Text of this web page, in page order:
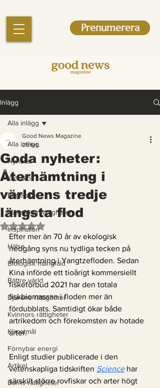
Prenumerera
Inlägg
Alla inlägg
Nyheter
Krönikor
Engelska
Mänskliga rättigheter
Inspiration
Hälsa
Biologisk mångfald
Bättre värld
Djurens rättigheter
Kvinnors rättigheter
Klimatmål
Förnybar energi
Artikel
Barns rättigheter
Alla inlägg
Goda nyheter:
Återhämtning i
världens tredje
längsta flod
Good News Magazine
25 feb.
Betygsatt till NaN av 5 stjärnor.
Efter mer än 70 år av ekologisk
nedgång syns nu tydliga tecken på
återhämtning i Yangtzefloden. Sedan
Kina införde ett tioårigt kommersiellt
fiskeförbud 2021 har den totala
fiskbiomassan i floden mer än
fördubblats. Samtidigt ökar både
artrikedom och förekomsten av hotade
arter.
Enligt studier publicerade i den
vetenskapliga tidskriften Science har
särskilt större rovfiskar och arter högt